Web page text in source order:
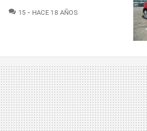
15 COMENTARIOS
HACE 18 AÑOS